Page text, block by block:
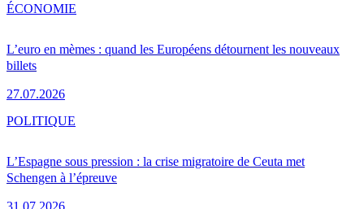
L’euro en mèmes : quand les Européens détournent les nouveaux
billets
27.07.2026
ÉCONOMIE
L’Espagne sous pression : la crise migratoire de Ceuta met
Schengen à l’épreuve
31.07.2026
POLITIQUE